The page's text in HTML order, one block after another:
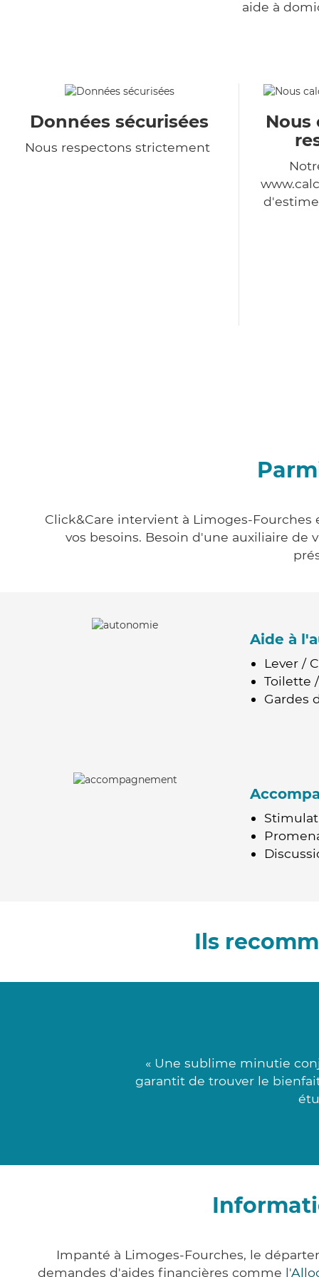
aide à
Données sécurisées
Nous respectons strictement
Nous
Click&Care intervient à Limoges-
vos besoins. Besoin d'une auxiliaire
Aide à
Lever /
Toilette
Gardes
Ils
« Une sublime minutie
garantit de trouver le
Impanté à Limoges-Fourches, le
demandes d'aides financières comme